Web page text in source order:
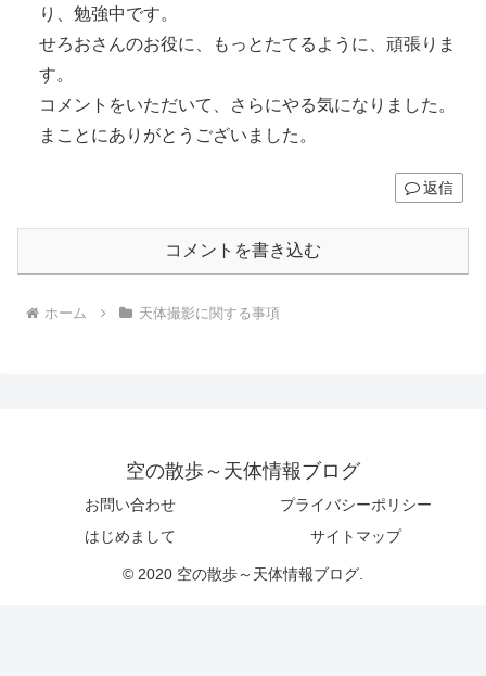
り、勉強中です。
せろおさんのお役に、もっとたてるように、頑張りま
す。
コメントをいただいて、さらにやる気になりました。
まことにありがとうございました。
返信
コメントを書き込む
ホーム 天体撮影に関する事項
空の散歩～天体情報ブログ
お問い合わせ
プライバシーポリシー
はじめまして
サイトマップ
© 2020 空の散歩～天体情報ブログ.